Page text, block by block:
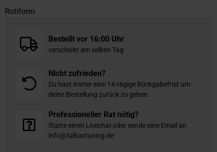
Rotiform
Bestellt vor 16:00 Uhr
verschickt am selben Tag
Nicht zufrieden?
Du hast immer eine 14-tägige Rückgabefrist um
deine Bestellung zurück zu geben.
Professioneller Rat nötig?
Starte einen Livechat oder sende eine Email an
info@fullcartuning.de